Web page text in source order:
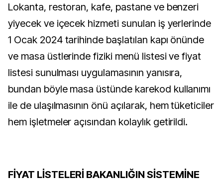
Lokanta, restoran, kafe, pastane ve benzeri
yiyecek ve içecek hizmeti sunulan iş yerlerinde
1 Ocak 2024 tarihinde başlatılan kapı önünde
ve masa üstlerinde fiziki menü listesi ve fiyat
listesi sunulması uygulamasının yanısıra,
bundan böyle masa üstünde karekod kullanımı
ile de ulaşılmasının önü açılarak, hem tüketiciler
hem işletmeler açısından kolaylık getirildi.
FİYAT LİSTELERİ BAKANLIĞIN SİSTEMİNE